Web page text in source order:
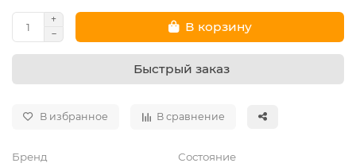
В корзину
Быстрый заказ
В избранное В сравнение
Бренд Состояние